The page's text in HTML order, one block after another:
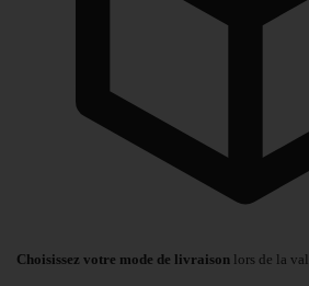
Choisissez votre mode de livraison lors de la